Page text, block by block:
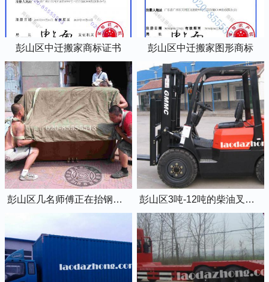
彭山区中迁搬家商标证书 彭山区中迁搬家图形商标
彭山区几名师傅正在抬钢琴上楼 彭山区3吨-12吨的柴油叉车出租